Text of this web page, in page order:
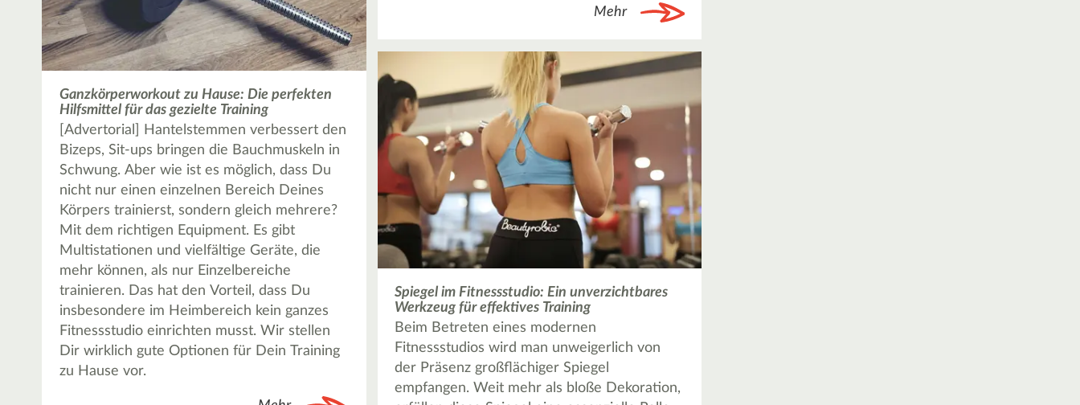
Ganzkörperworkout zu Hause: Die perfekten
Hilfsmittel für das gezielte Training
[Advertorial] Hantelstemmen verbessert den
Bizeps, Sit-ups bringen die Bauchmuskeln in
Schwung. Aber wie ist es möglich, dass Du
nicht nur einen einzelnen Bereich Deines
Körpers trainierst, sondern gleich mehrere?
Mit dem richtigen Equipment. Es gibt
Multistationen und vielfältige Geräte, die
mehr können, als nur Einzelbereiche
trainieren. Das hat den Vorteil, dass Du
insbesondere im Heimbereich kein ganzes
Fitnessstudio einrichten musst. Wir stellen
Dir wirklich gute Optionen für Dein Training
zu Hause vor.
Mehr
Spiegel im Fitnessstudio: Ein unverzichtbares
Werkzeug für effektives Training
Beim Betreten eines modernen
Fitnessstudios wird man unweigerlich von
der Präsenz großflächiger Spiegel
empfangen. Weit mehr als bloße Dekoration,